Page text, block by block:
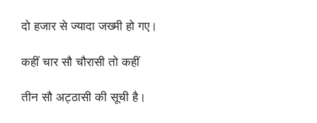
दो हजार से ज्यादा जख्मी हो गए।
कहीं चार सौ चौरासी तो कहीं
तीन सौ अट्ठासी की सूची है।